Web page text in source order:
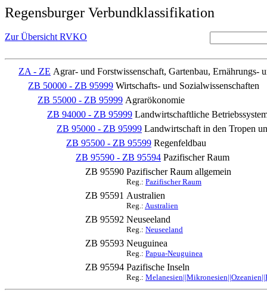
Regensburger Verbundklassifikation
Zur Übersicht RVKO
ZA - ZE Agrar- und Forstwissenschaft, Gartenbau, Ernährungs-
ZB 50000 - ZB 95999 Wirtschafts- und Sozialwissenschaften
ZB 55000 - ZB 95999 Agrarökonomie
ZB 94000 - ZB 95999 Landwirtschaftliche
ZB 95000 - ZB 95999 Landwirtschaft in den Tropen
ZB 95500 - ZB 95599 Regenfeldbau
ZB 95590 - ZB 95594 Pazifischer Raum
ZB 95590 Pazifischer Raum allgemein
Reg.: Pazifischer Raum
ZB 95591 Australien
Reg.: Australien
ZB 95592 Neuseeland
Reg.: Neuseeland
ZB 95593 Neuguinea
Reg.: Papua-Neuguinea
ZB 95594 Pazifische Inseln
Reg.: